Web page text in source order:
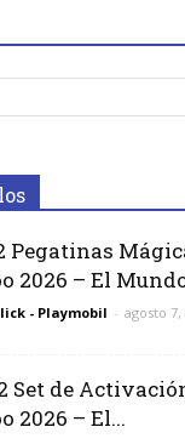
Pegatinas
2026 – El
- Playmobil - agosto 7,
Set de
2026 – El...